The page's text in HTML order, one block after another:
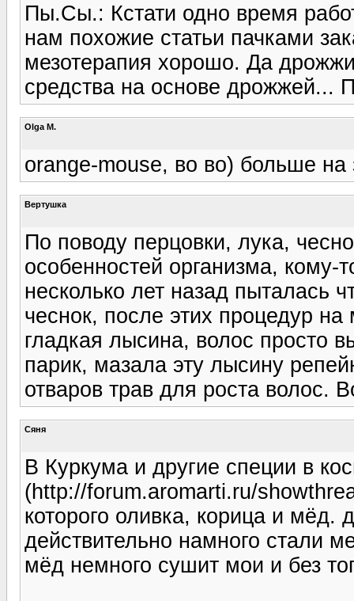
Пы.Сы.: Кстати одно время
нам похожие статьи пачками
мезотерапия хорошо. Да
средства на основе дрожжей...
Olga M.
orange-mouse, во во) больше на
Вертушка
По поводу перцовки, лука,
особенностей организма,
несколько лет назад пыталась
чеснок, после этих процедур
гладкая лысина, волос просто
парик, мазала эту лысину
отваров трав для роста волос.
Сяня
В Куркума и другие специи в
(http://forum.aromarti.ru/
которого оливка, корица и мёд.
действительно намного стали
мёд немного сушит мои и без